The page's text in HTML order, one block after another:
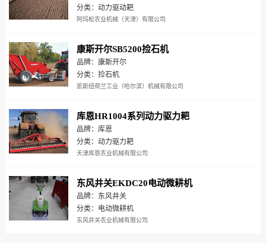
分类：动力驱动耙
阿玛松农业机械（天津）有限公司
康斯开尔SB5200捡石机
品牌：康斯开尔
分类：捡石机
凯斯纽荷兰工业（哈尔滨）机械有限公司
库恩HR1004系列动力驱力耙
品牌：库恩
分类：动力驱力耙
天津库恩农业机械有限公司
东风井关EKDC20电动微耕机
品牌：东风井关
分类：电动微耕机
东风井关农业机械有限公司